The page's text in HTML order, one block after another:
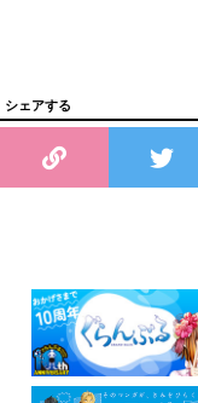
シェアする